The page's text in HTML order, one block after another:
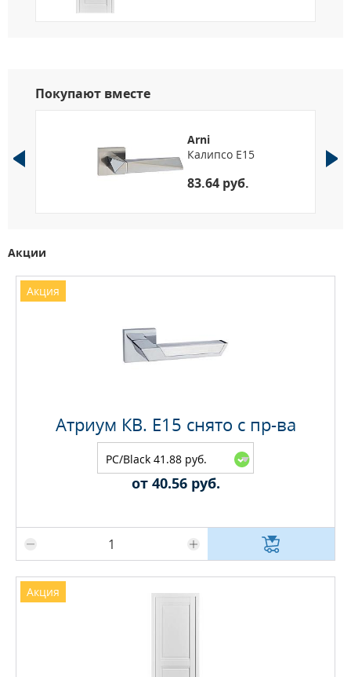
Покупают вместе
Arni
Калипсо E15
83.64 руб.
Акции
Акция
Атриум КВ. E15 снято с пр-ва
PC/Black 41.88 руб.
от 40.56 руб.
Акция